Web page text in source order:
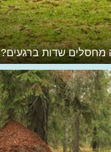
מחסלים שדות ברגעים?